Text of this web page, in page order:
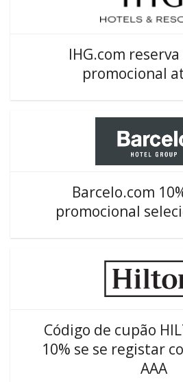
IHG.com
promocional
Barcelo.com
promocional
Código de cupão
10% se se registar
AAA